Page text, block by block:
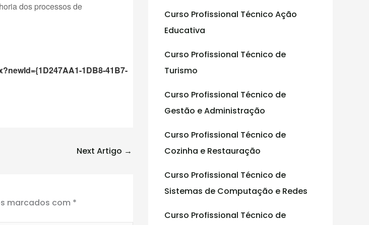
dos processos de
1DB8-41B7-
Next Artigo →
marcados com *
f
o
:
Curso Profissional Técnico Ação
Educativa
Curso Profissional Técnico de
Turismo
Curso Profissional Técnico de
Gestão e Administração
Curso Profissional Técnico de
Cozinha e Restauração
Curso Profissional Técnico de
Sistemas de Computação e Redes
Curso Profissional Técnico de